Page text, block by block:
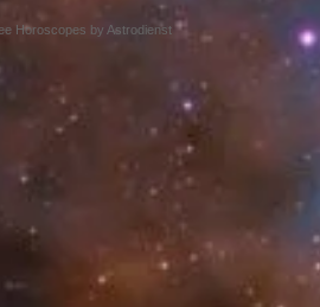
Horoscopes by Astrodienst